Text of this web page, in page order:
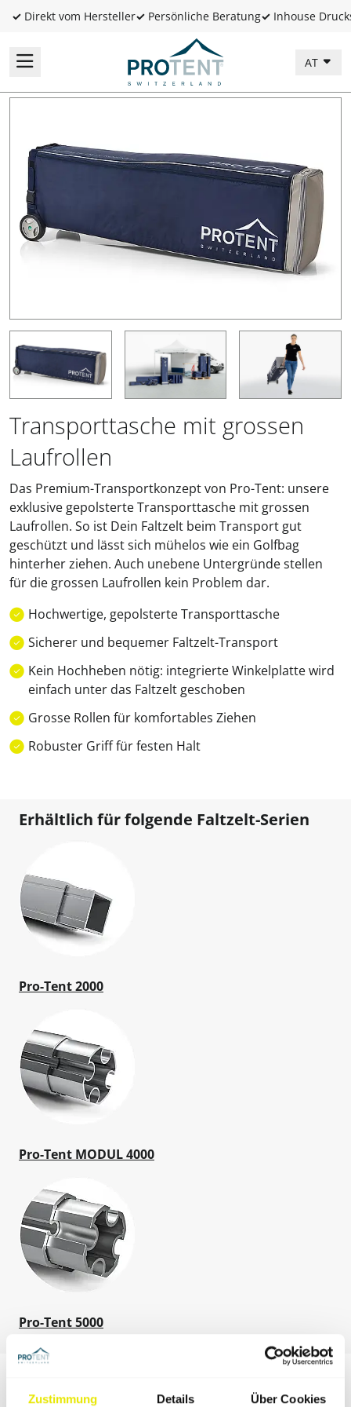
Zustimmung Details Über Cookies
✓ Direkt vom Hersteller✓ Persönliche Beratung✓ Inhouse
AT
Transporttasche mit grossen
Laufrollen
Das Premium-Transportkonzept von Pro-Tent: unsere
exklusive gepolsterte Transporttasche mit grossen
Laufrollen. So ist Dein Faltzelt beim Transport gut
geschützt und lässt sich mühelos wie ein Golfbag
hinterher ziehen. Auch unebene Untergründe stellen
für die grossen Laufrollen kein Problem dar.
Hochwertige, gepolsterte Transporttasche
Sicherer und bequemer Faltzelt-Transport
Kein Hochheben nötig: integrierte Winkelplatte wird
einfach unter das Faltzelt geschoben
Grosse Rollen für komfortables Ziehen
Robuster Griff für festen Halt
Erhältlich für folgende Faltzelt-Serien
Pro-Tent 2000
Pro-Tent MODUL 4000
Pro-Tent 5000